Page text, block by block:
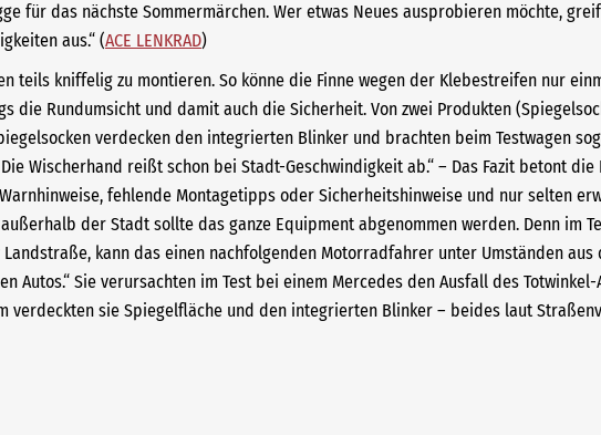
für das nächste Sommermärchen. Wer etwas Neues ausprobieren möchte,
aus.“ (ACE LENKRAD)
teils kniffelig zu montieren. So könne die Finne wegen der Klebestreifen nur
die Rundumsicht und damit auch die Sicherheit. Von zwei Produkten
verdecken den integrierten Blinker und brachten beim Testwagen
Wischerhand reißt schon bei Stadt-Geschwindigkeit ab.“ – Das Fazit betont
fehlende Montagetipps oder Sicherheitshinweise und nur selten
der Stadt sollte das ganze Equipment abgenommen werden. Denn im
kann das einen nachfolgenden Motorradfahrer unter Umständen
Autos.“ Sie verursachten im Test bei einem Mercedes den Ausfall des
verdeckten sie Spiegelfläche und den integrierten Blinker – beides laut